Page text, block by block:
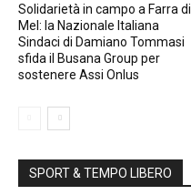
Solidarietà in campo a Farra di
Mel: la Nazionale Italiana
Sindaci di Damiano Tommasi
sfida il Busana Group per
sostenere Assi Onlus
SPORT & TEMPO LIBERO